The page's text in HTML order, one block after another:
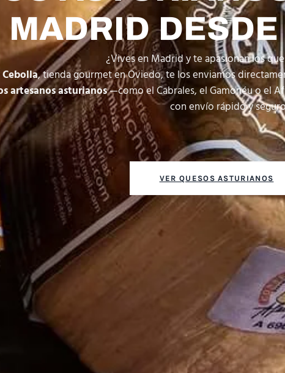
MADRID
¿Vives en Madrid y te apasionan los
, tienda gourmet en Oviedo, te los enviamos
artesanos asturianos—como el Cabrales, el Gamonéu o el
con envío rápido y
VER QUESOS ASTURIANOS